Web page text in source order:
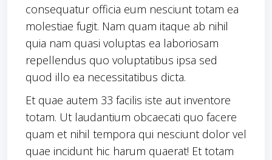
consequatur officia eum nesciunt totam ea
molestiae fugit. Nam quam itaque ab nihil
quia nam quasi voluptas ea laboriosam
repellendus quo voluptatibus ipsa sed
quod illo ea necessitatibus dicta.
Et quae autem 33 facilis iste aut inventore
totam. Ut laudantium obcaecati quo facere
quam et nihil tempora qui nesciunt dolor vel
quae incidunt hic harum quaerat! Et totam